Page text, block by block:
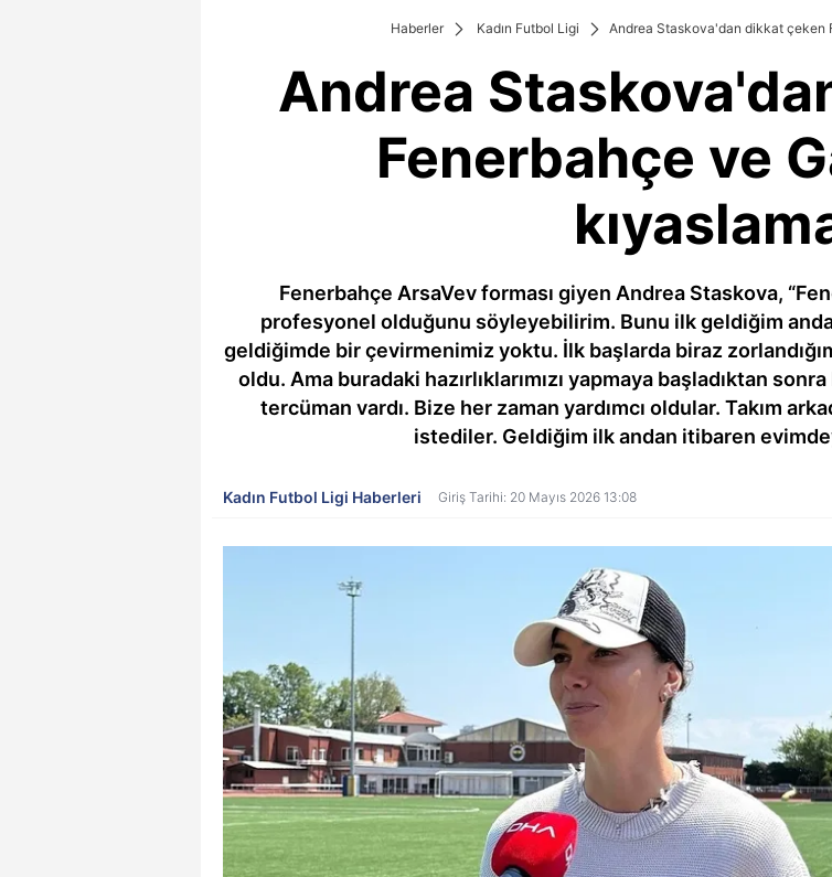
Haberler Kadın Futbol Ligi Andrea Staskova'dan dikkat çeken
Andrea
Fenerbahçe ve
Fenerbahçe ArsaVev forması giyen Andrea Staskova,
profesyonel olduğunu söyleyebilirim. Bunu ilk geldiğim
geldiğimde bir çevirmenimiz yoktu. İlk başlarda biraz
oldu. Ama buradaki hazırlıklarımızı yapmaya başladıktan
tercüman vardı. Bize her zaman yardımcı oldular. Takım
istediler. Geldiğim ilk andan itibaren
Kadın Futbol Ligi Haberleri Giriş Tarihi: 20 Mayıs 2026 13:08